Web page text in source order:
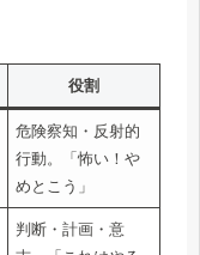
役割
危険察知・反射的
行動。「怖い！や
めとこう」
判断・計画・意